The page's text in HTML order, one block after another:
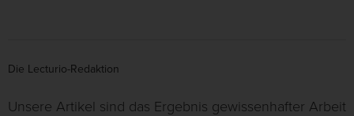
Die Lecturio-Redaktion
Unsere Artikel sind das Ergebnis gewissenhafter Arbeit